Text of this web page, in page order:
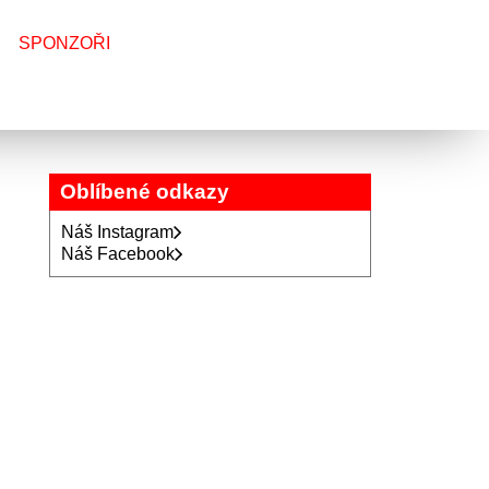
SPONZOŘI
Oblíbené odkazy
Náš Instagram
Náš Facebook